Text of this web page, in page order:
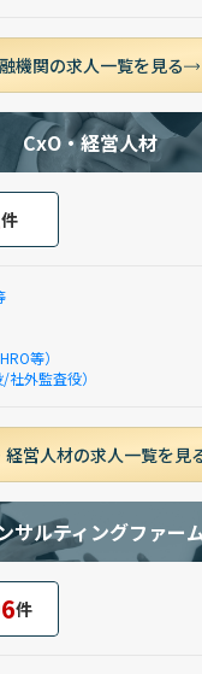
機関の求人一覧を見る
CxO・経営人材
件
等）
外監査役）
経営人材の求人一覧を見
サルティングファー
件